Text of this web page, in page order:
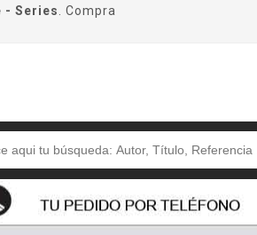
- Series
. Compra